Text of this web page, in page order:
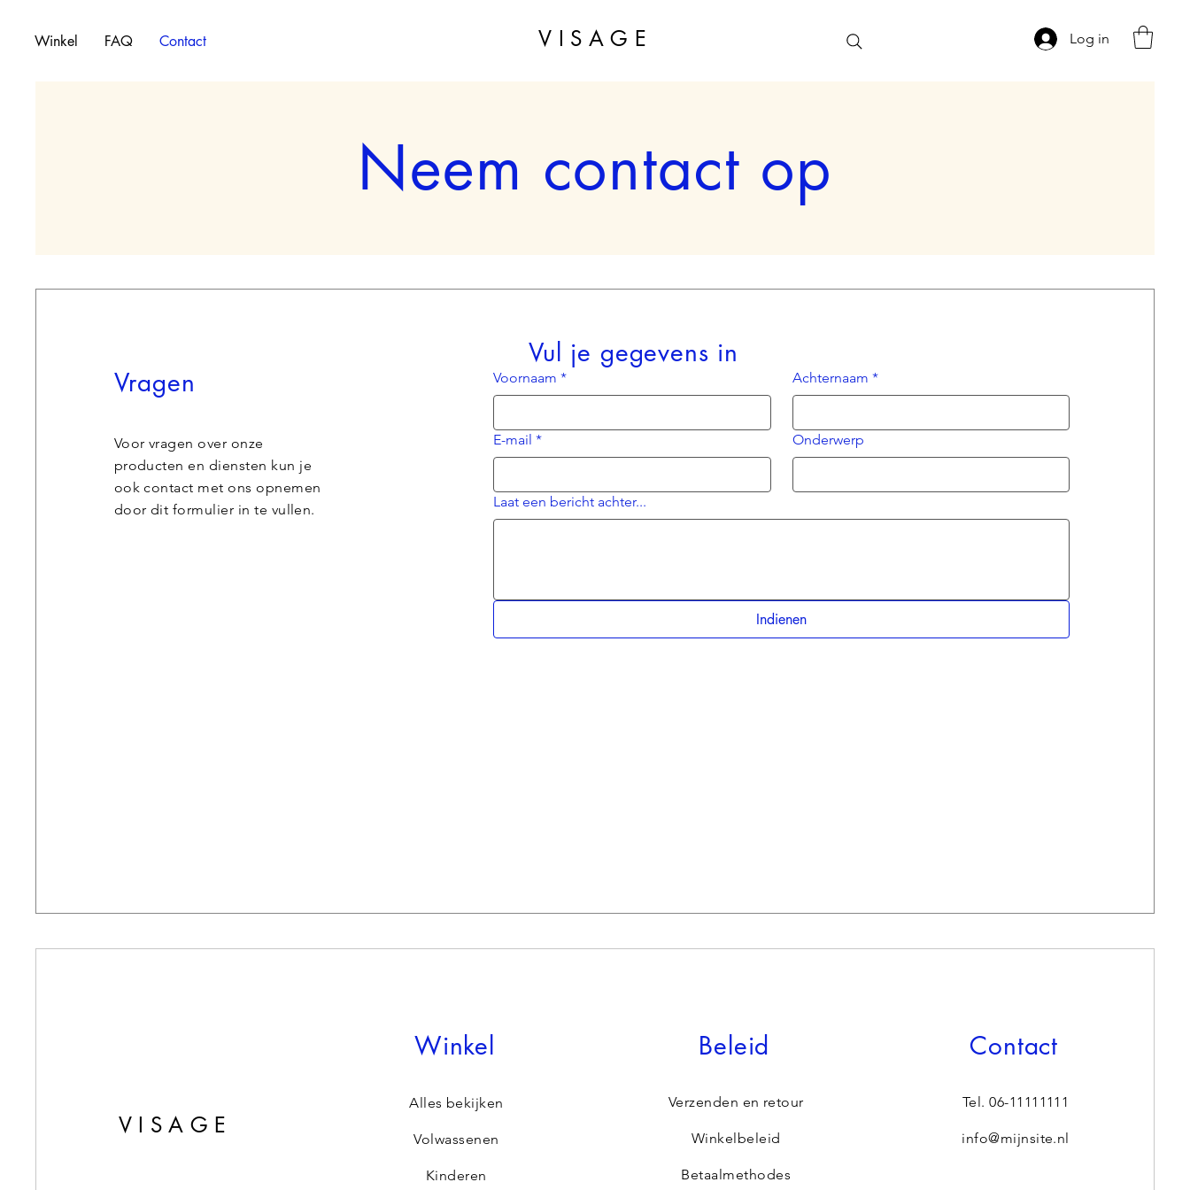
Winkel FAQ Contact VISAGE Log in
Neem contact op
Vragen
Voor vragen over onze
producten en diensten kun je
ook contact met ons opnemen
door dit formulier in te vullen.
Vul je gegevens in
Voornaam * Achternaam *
E-mail * Onderwerp
Laat een bericht achter...
Indienen
VISAGE
Winkel
Alles bekijken
Volwassenen
Kinderen
Beleid
Verzenden en retour
Winkelbeleid
Betaalmethodes
Contact
Tel. 06-11111111
info@mijnsite.nl